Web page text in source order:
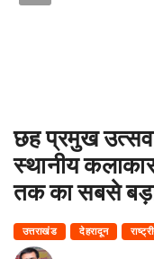
छह प्रमुख
स्थानीय
तक का सबसे
उत्तराखंड देहरादून